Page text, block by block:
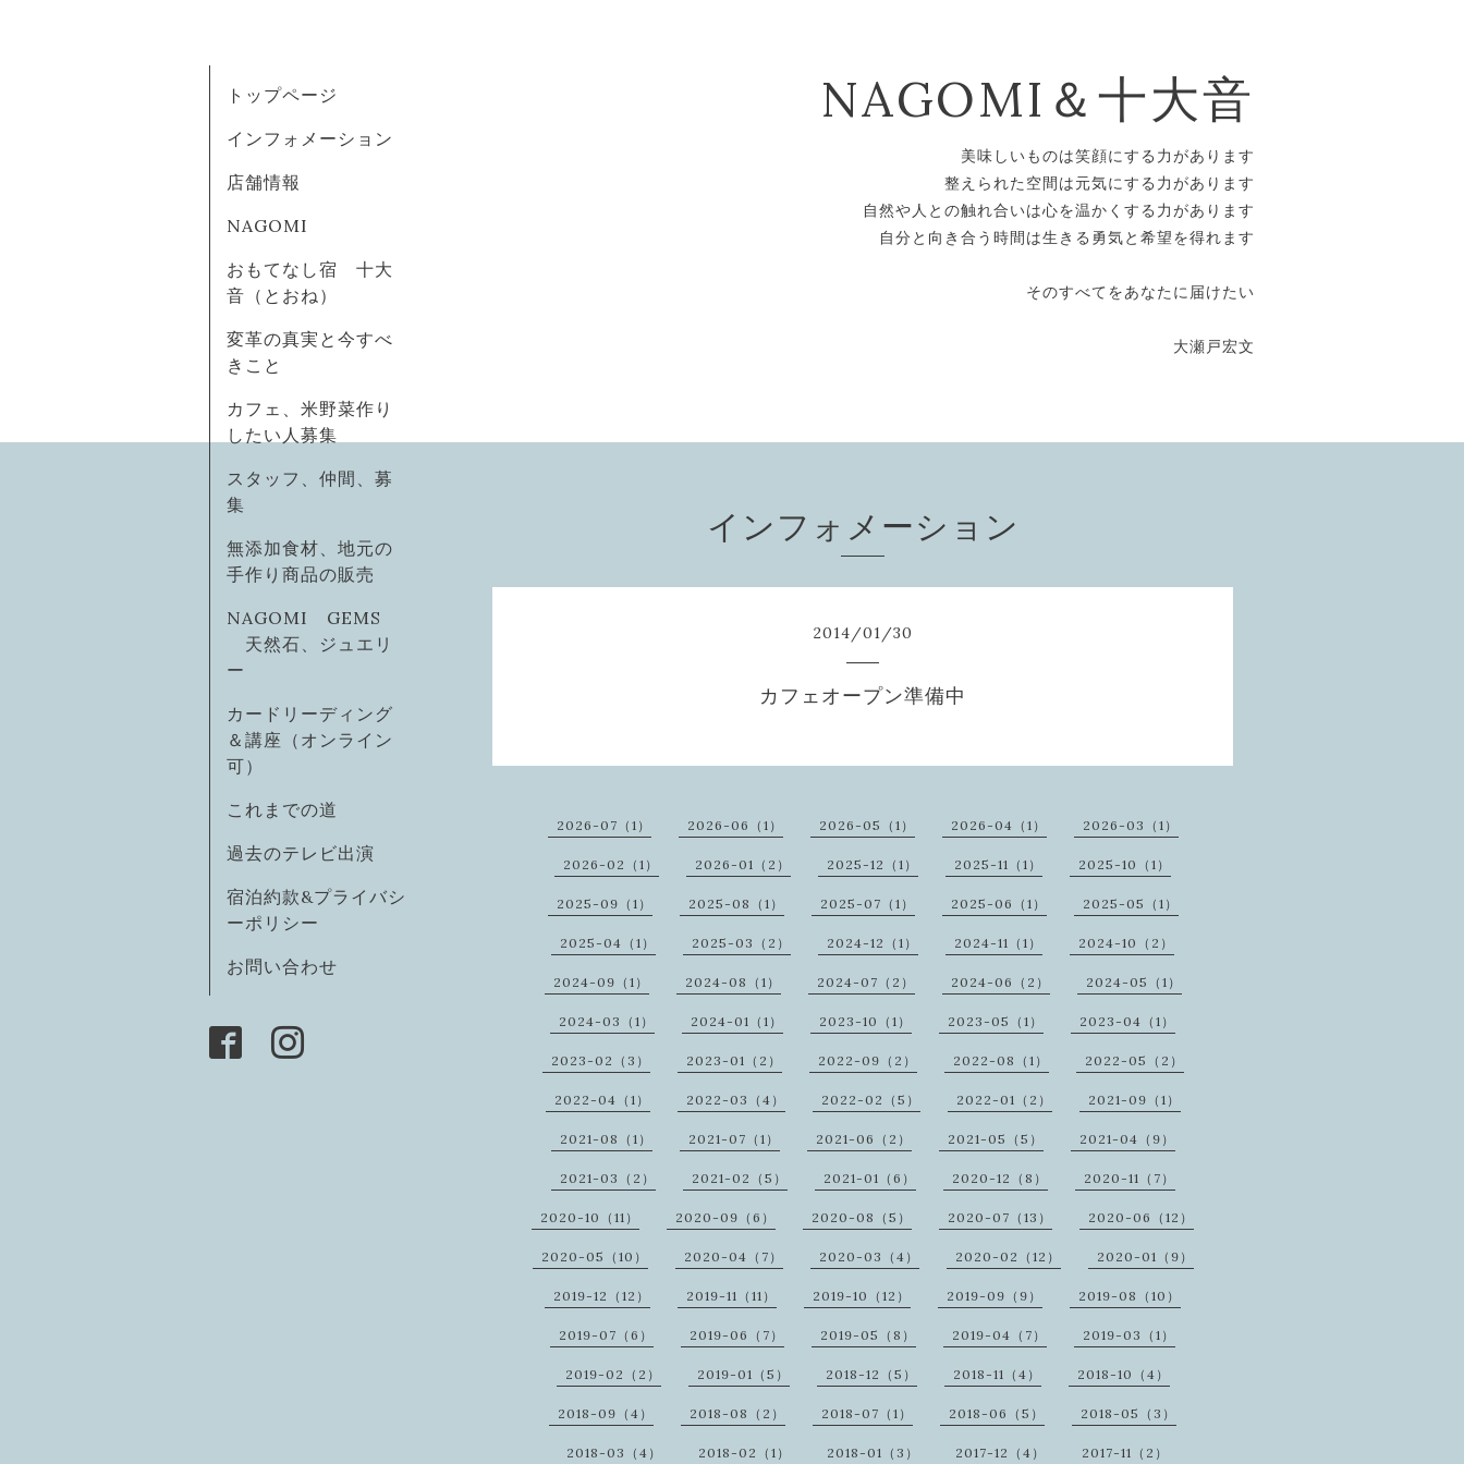
NAGOMI＆十大音
美味しいものは笑顔にする力があります
整えられた空間は元気にする力があります
自然や人との触れ合いは心を温かくする力があります
自分と向き合う時間は生きる勇気と希望を得れます
そのすべてをあなたに届けたい
大瀬戸宏文
トップページ
インフォメーション
店舗情報
NAGOMI
おもてなし宿 十大
音（とおね）
変革の真実と今すべ
きこと
カフェ、米野菜作り
したい人募集
スタッフ、仲間、募
集
無添加食材、地元の
手作り商品の販売
NAGOMI GEMS
天然石、ジュエリ
ー
カードリーディング
＆講座（オンライン
可）
これまでの道
過去のテレビ出演
宿泊約款&プライバシ
ーポリシー
お問い合わせ
インフォメーション
2014/01/30
カフェオープン準備中
2026-07（1） 2026-06（1） 2026-05（1） 2026-04（1） 2026-03（1）
2026-02（1） 2026-01（2） 2025-12（1） 2025-11（1） 2025-10（1）
2025-09（1） 2025-08（1） 2025-07（1） 2025-06（1） 2025-05（1）
2025-04（1） 2025-03（2） 2024-12（1） 2024-11（1） 2024-10（2）
2024-09（1） 2024-08（1） 2024-07（2） 2024-06（2） 2024-05（1）
2024-03（1） 2024-01（1） 2023-10（1） 2023-05（1） 2023-04（1）
2023-02（3） 2023-01（2） 2022-09（2） 2022-08（1） 2022-05（2）
2022-04（1） 2022-03（4） 2022-02（5） 2022-01（2） 2021-09（1）
2021-08（1） 2021-07（1） 2021-06（2） 2021-05（5） 2021-04（9）
2021-03（2） 2021-02（5） 2021-01（6） 2020-12（8） 2020-11（7）
2020-10（11） 2020-09（6） 2020-08（5） 2020-07（13） 2020-06（12）
2020-05（10） 2020-04（7） 2020-03（4） 2020-02（12） 2020-01（9）
2019-12（12） 2019-11（11） 2019-10（12） 2019-09（9） 2019-08（10）
2019-07（6） 2019-06（7） 2019-05（8） 2019-04（7） 2019-03（1）
2019-02（2） 2019-01（5） 2018-12（5） 2018-11（4） 2018-10（4）
2018-09（4） 2018-08（2） 2018-07（1） 2018-06（5） 2018-05（3）
2018-03（4） 2018-02（1） 2018-01（3） 2017-12（4） 2017-11（2）